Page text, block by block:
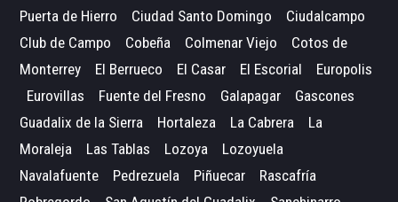
Puerta de Hierro
Ciudad Santo Domingo
Ciudalcampo
Club de Campo
Cobeña Colmenar Viejo
Cotos de
Monterrey
El Berrueco El Casar El Escorial
Europolis
Eurovillas
Fuente del Fresno Galapagar
Gascones
Guadalix de la Sierra
Hortaleza La Cabrera
La
Moraleja
Las Tablas Lozoya
Lozoyuela
Navalafuente
Pedrezuela Piñuecar
Rascafría